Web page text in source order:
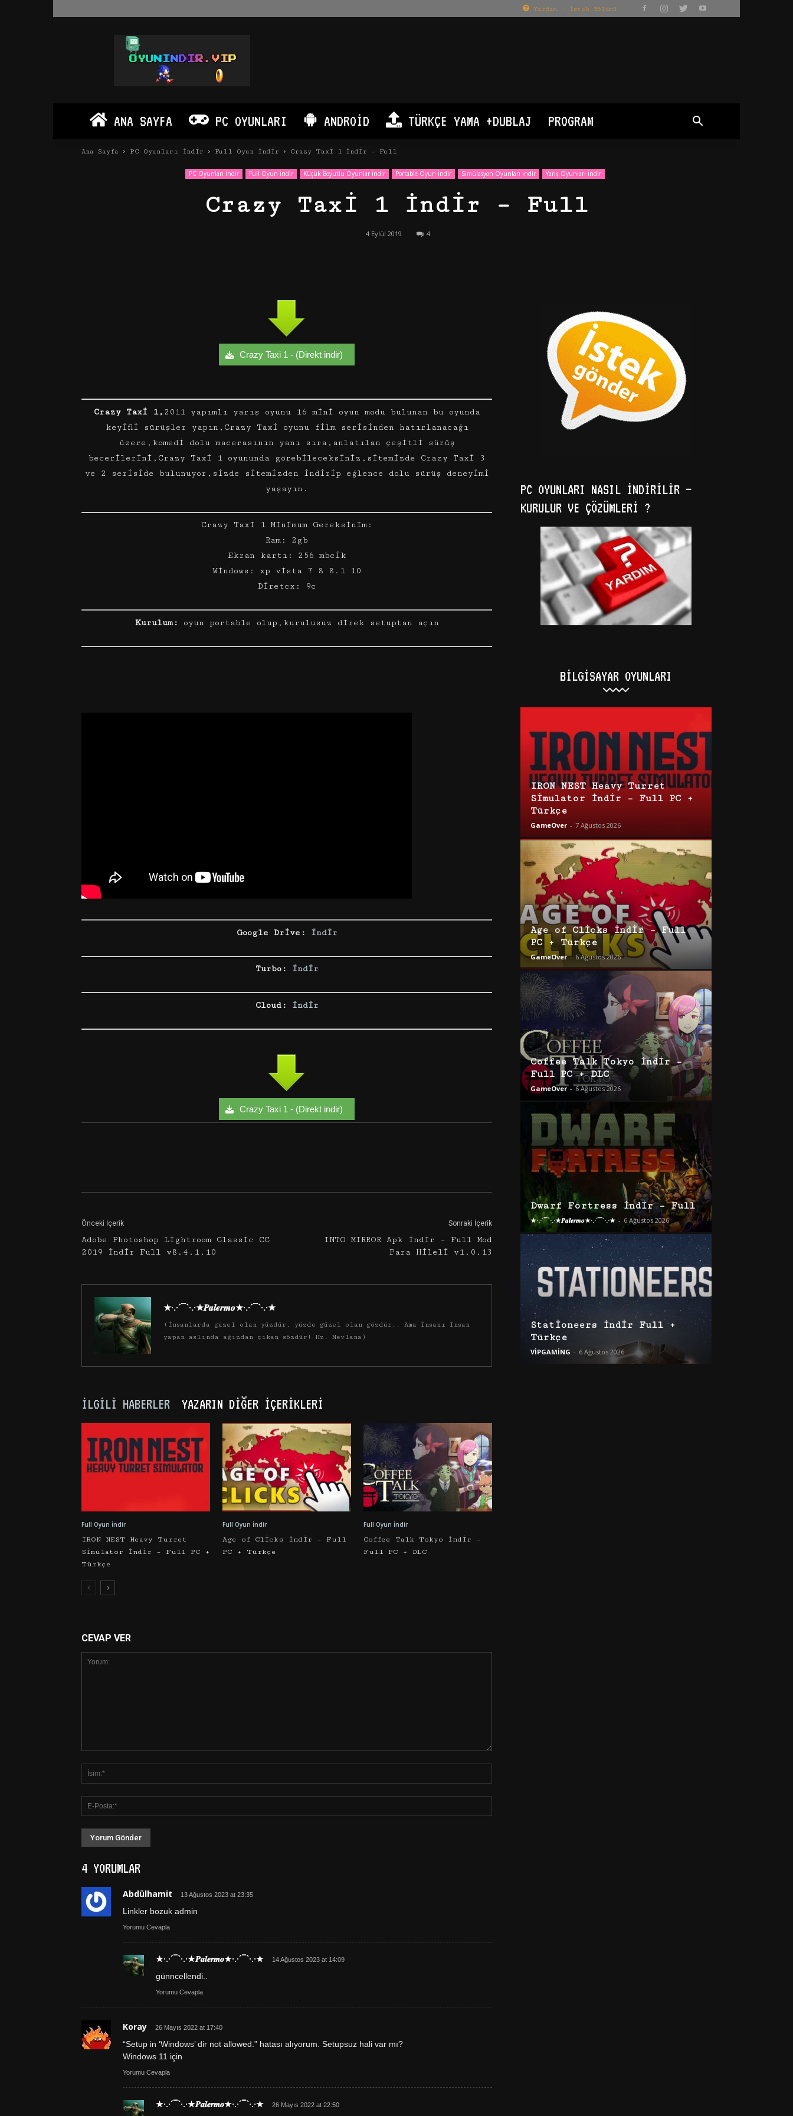
Yardım – İstek Bölümü
Oyun
İndir
PC
Android
ANA SAYFA PC OYUNLARI ANDROID TÜRKÇE YAMA +DUBLAJ PROGRAM
Ana Sayfa PC Oyunları İndir Full Oyun İndir Crazy Taxi 1 İndir – Full
PC Oyunları İndir Full Oyun İndir Küçük Boyutlu Oyunlar İndir Portable Oyun İndir Simülasyon Oyunları İndir Yarış Oyunları İndir
Crazy Taxi 1 İndir – Full
4 Eylül 2019 4
Crazy Taxi 1 - (Direkt indir)
Crazy Taxi 1, 2011 yapımlı yarış oyunu 16 mini oyun modu bulunan bu oyunda
keyifli sürüşler yapın,Crazy Taxi oyunu film serisinden hatırlanacağı
üzere,komedi dolu macerasının yanı sıra,anlatılan çeşitli sürüş
becerilerini,Crazy Taxi 1 oyununda görebileceksiniz,sitemizde Crazy Taxi 3
ve 2 seriside bulunuyor,sizde sitemizden indirip eğlence dolu sürüş deneyimi
yaşayın.
Crazy Taxi 1 Minimum Gereksinim:
Ram: 2gb
Ekran kartı: 256 mbcik
Windows: xp vista 7 8 8.1 10
Diretcx: 9c
Kurulum: oyun portable olup,kurulusuz direk setuptan açın
Google Drive: indir
Turbo: indir
Cloud: indir
Crazy Taxi 1 - (Direkt indir)
Önceki İçerik
Adobe Photoshop Lightroom Classic CC
2019 İndir Full v8.4.1.10
Sonraki İçerik
INTO MIRROR Apk İndir – Full Mod
Para Hileli v1.0.13
★·.·´¯`·.·★𝑷𝒂𝒍𝒆𝒓𝒎𝒐★·.·´¯`·.·★
(İnsanlarda güzel olan yüzdür, yüzde güzel olan gözdür.. Ama insanı insan
yapan aslında ağızdan çıkan sözdür! Hz. Mevlana)
İLGILI HABERLER YAZARIN DIĞER İÇERIKLERI
Full Oyun İndir
IRON NEST Heavy Turret
Simulator İndir – Full PC +
Türkçe
Full Oyun İndir
Age of Clicks İndir – Full
PC + Türkçe
Full Oyun İndir
Coffee Talk Tokyo İndir –
Full PC + DLC
CEVAP VER
4 YORUMLAR
Abdülhamit 13 Ağustos 2023 at 23:35
Linkler bozuk admin
Yorumu Cevapla
★·.·´¯`·.·★𝑷𝒂𝒍𝒆𝒓𝒎𝒐★·.·´¯`·.·★ 14 Ağustos 2023 at 14:09
günncellendi..
Yorumu Cevapla
Koray 26 Mayıs 2022 at 17:40
“Setup in ‘Windows’ dir not allowed.” hatası alıyorum. Setupsuz hali var mı?
Windows 11 için
Yorumu Cevapla
★·.·´¯`·.·★𝑷𝒂𝒍𝒆𝒓𝒎𝒐★·.·´¯`·.·★ 26 Mayıs 2022 at 22:50
PC OYUNLARI NASIL İNDIRILIR –
KURULUR VE ÇÖZÜMLERI ?
BILGISAYAR OYUNLARI
IRON NEST Heavy Turret
Simulator İndir – Full PC +
Türkçe
GameOver - 7 Ağustos 2026
Age of Clicks İndir – Full
PC + Türkçe
GameOver - 6 Ağustos 2026
Coffee Talk Tokyo İndir –
Full PC + DLC
GameOver - 6 Ağustos 2026
Dwarf Fortress İndir – Full
★·.·´¯`·.·★𝑷𝒂𝒍𝒆𝒓𝒎𝒐★·.·´¯`·.·★ - 6 Ağustos 2026
Stationeers İndir Full +
Türkçe
VİPGAMİNG - 6 Ağustos 2026